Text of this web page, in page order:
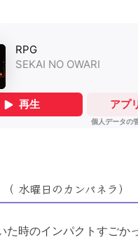
水曜日のカンパネラ）
た時のインパクトすごか